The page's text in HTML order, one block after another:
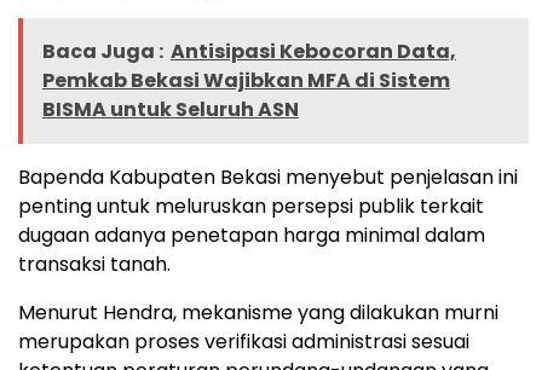
Baca Juga : Antisipasi Kebocoran Data,
Pemkab Bekasi Wajibkan MFA di Sistem
BISMA untuk Seluruh ASN
Bapenda Kabupaten Bekasi menyebut penjelasan ini
penting untuk meluruskan persepsi publik terkait
dugaan adanya penetapan harga minimal dalam
transaksi tanah.
Menurut Hendra, mekanisme yang dilakukan murni
merupakan proses verifikasi administrasi sesuai